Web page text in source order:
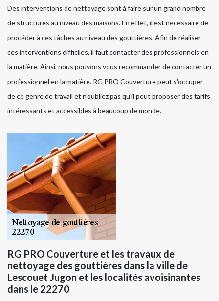
Des interventions de nettoyage sont à faire sur un grand nombre
de structures au niveau des maisons. En effet, il est nécessaire de
procéder à ces tâches au niveau des gouttières. Afin de réaliser
ces interventions difficiles, il faut contacter des professionnels en
la matière. Ainsi, nous pouvons vous recommander de contacter un
professionnel en la matière. RG PRO Couverture peut s'occuper
de ce genre de travail et n'oubliez pas qu'il peut proposer des tarifs
intéressants et accessibles à beaucoup de monde.
RG PRO Couverture et les travaux de
nettoyage des gouttières dans la ville de
Lescouet Jugon et les localités avoisinantes
dans le 22270